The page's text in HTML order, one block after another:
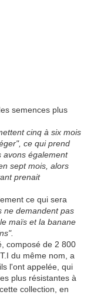
semences plus
cinq à six mois
ce qui prend
avons également
sept mois, alors
prenait
ce qui sera
ne demandent pas
maïs et la banane
composé de 2 800
du même nom, a
l'ont appelée, qui
plus résistantes à
collection, en